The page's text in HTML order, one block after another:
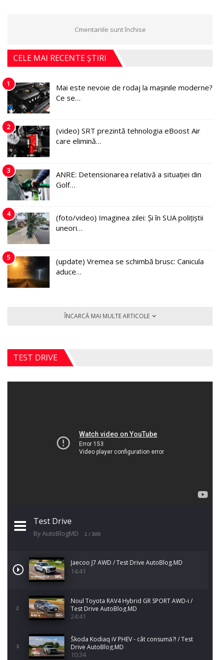
Cmentariile sunt închise
CELE MAI RECENTE ȘTIRI
1
Mai este nevoie de rodaj la mașinile moderne?
Ce se…
2
(video) SRT prezintă tehnologia eBoost Air
care elimină…
3
ANRE: Detensionarea relativă a situației din
Golf…
4
(foto/video) Imaginea zilei: Și în SUA polițiștii
uneori…
5
(update) Vremea se schimbă brusc: Canicula
aduce…
ÎNCARCĂ MAI MULTE ARTICOLE
TEST DRIVE
Test Drive
By AutoBlogMD 1 / 300
Jaecoo J7 AWD / Test Drive AutoBlog.MD
14:41
2
Noul Toyota RAV4 Hybrid GR SPORT AWD-i /
Test Drive AutoBlog.MD
24:41
3
Škoda Kodiaq iV PHEV - cât consumă?! / Test
Drive AutoBlog.MD
10:34